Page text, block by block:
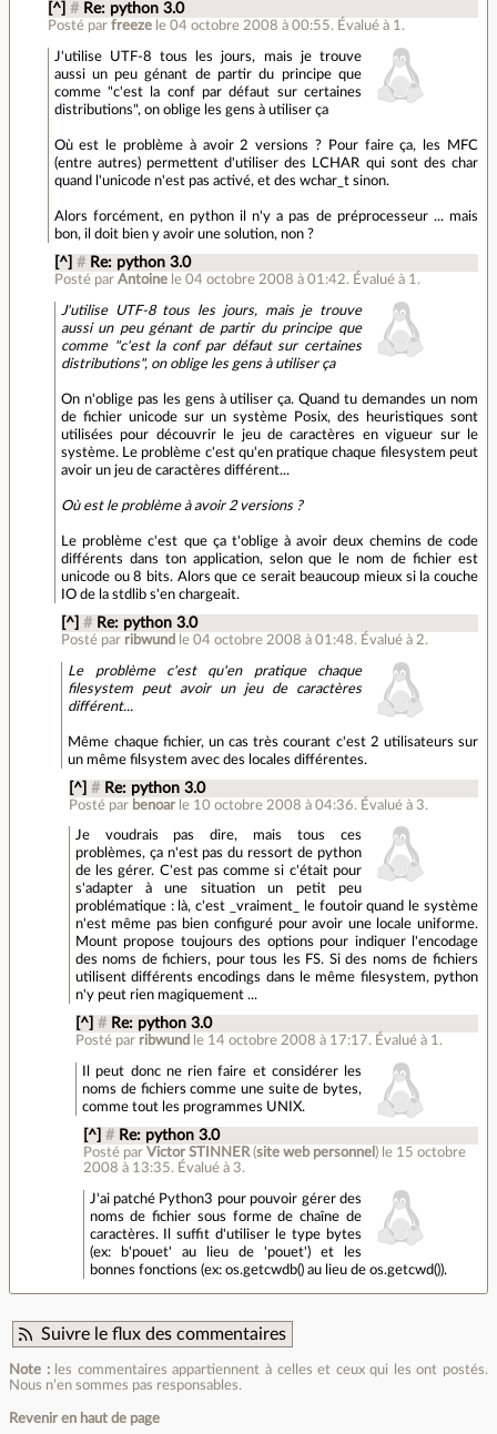
[^] # Re: python 3.0
Posté par freeze le 04 octobre 2008 à 00:55. Évalué à 1 .
J'utilise UTF-8 tous les jours, mais je trouve
aussi un peu génant de partir du principe que
comme "c'est la conf par défaut sur certaines
distributions", on oblige les gens à utiliser ça
Où est le problème à avoir 2 versions ? Pour faire ça, les MFC
(entre autres) permettent d'utiliser des LCHAR qui sont des char
quand l'unicode n'est pas activé, et des wchar_t sinon.
Alors forcément, en python il n'y a pas de préprocesseur ... mais
bon, il doit bien y avoir une solution, non ?
[^] # Re: python 3.0
Posté par Antoine le 04 octobre 2008 à 01:42. Évalué à 1 .
J'utilise UTF-8 tous les jours, mais je trouve
aussi un peu génant de partir du principe que
comme "c'est la conf par défaut sur certaines
distributions", on oblige les gens à utiliser ça
On n'oblige pas les gens à utiliser ça. Quand tu demandes un nom
de fichier unicode sur un système Posix, des heuristiques sont
utilisées pour découvrir le jeu de caractères en vigueur sur le
système. Le problème c'est qu'en pratique chaque filesystem peut
avoir un jeu de caractères différent...
Où est le problème à avoir 2 versions ?
Le problème c'est que ça t'oblige à avoir deux chemins de code
différents dans ton application, selon que le nom de fichier est
unicode ou 8 bits. Alors que ce serait beaucoup mieux si la couche
IO de la stdlib s'en chargeait.
[^] # Re: python 3.0
Posté par ribwund le 04 octobre 2008 à 01:48. Évalué à 2.
Le problème c'est qu'en pratique chaque
filesystem peut avoir un jeu de caractères
différent...
Même chaque fichier, un cas très courant c'est 2 utilisateurs sur
un même filsystem avec des locales différentes.
[^] # Re: python 3.0
Posté par benoar le 10 octobre 2008 à 04:36. Évalué à 3.
Je voudrais pas dire, mais tous ces
problèmes, ça n'est pas du ressort de python
de les gérer. C'est pas comme si c'était pour
s'adapter à une situation un petit peu
problématique : là, c'est _vraiment_ le foutoir quand le système
n'est même pas bien configuré pour avoir une locale uniforme.
Mount propose toujours des options pour indiquer l'encodage
des noms de fichiers, pour tous les FS. Si des noms de fichiers
utilisent différents encodings dans le même filesystem, python
n'y peut rien magiquement ...
[^] # Re: python 3.0
Posté par ribwund le 14 octobre 2008 à 17:17. Évalué à 1 .
Il peut donc ne rien faire et considérer les
noms de fichiers comme une suite de bytes,
comme tout les programmes UNIX.
[^] # Re: python 3.0
Posté par Victor STINNER(site web personnel ) le 15 octobre
2008 à 13:35. Évalué à 3.
J'ai patché Python3 pour pouvoir gérer des
noms de fichier sous forme de chaîne de
caractères. Il suffit d'utiliser le type bytes
(ex: b'pouet' au lieu de 'pouet') et les
bonnes fonctions (ex: os.getcwdb() au lieu de os.getcwd()).
Suivre le flux des commentaires
Note :les commentaires appartiennent à celles et ceux qui les ont postés.
Nous n’en sommes pas responsables.
Revenir en haut de page